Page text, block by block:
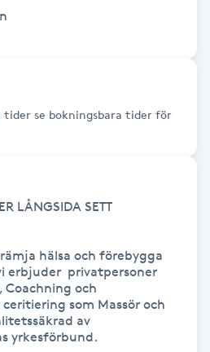
se bokningsbara tider för
LÅNGSIDA SETT
hälsa och förebygga
erbjuder  privatpersoner
Coachning och
som Massör och
av
yrkesförbund.